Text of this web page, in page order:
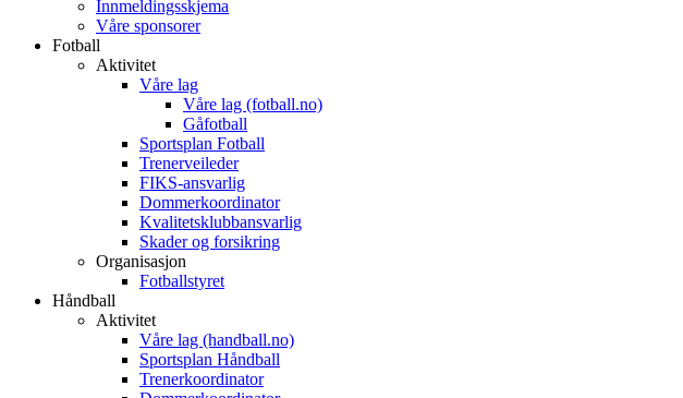
Innmeldingsskjema
Våre sponsorer
Fotball
Aktivitet
Våre lag
Våre lag (fotball.no)
Gåfotball
Sportsplan Fotball
Trenerveileder
FIKS-ansvarlig
Dommerkoordinator
Kvalitetsklubbansvarlig
Skader og forsikring
Organisasjon
Fotballstyret
Håndball
Aktivitet
Våre lag (handball.no)
Sportsplan Håndball
Trenerkoordinator